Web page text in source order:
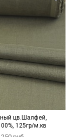
цв.Шалфей,
125гр/м.кв
узкие